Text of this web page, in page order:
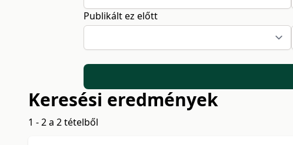
Publikált ez előtt
Keresési eredmények
1 - 2 a 2 tételből